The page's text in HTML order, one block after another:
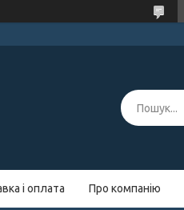
і оплата Про компанію